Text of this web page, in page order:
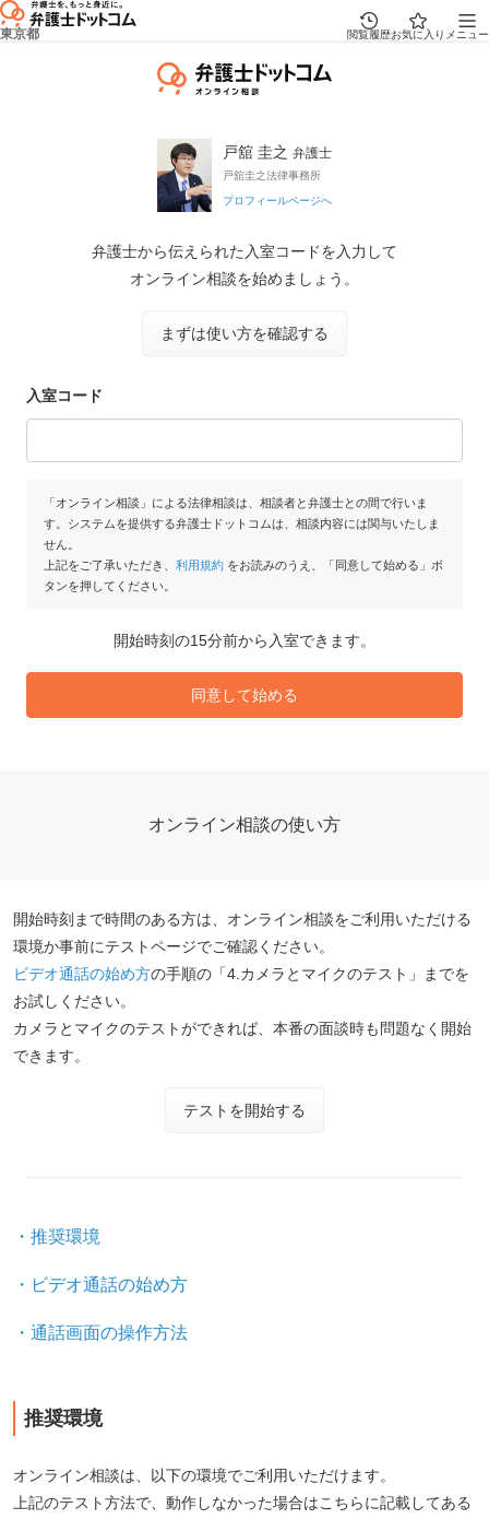
東京都 閲覧履歴お気に入り メニュー
戸舘 圭之 弁護士
戸舘圭之法律事務所
プロフィールページへ
弁護士から伝えられた入室コードを入力して
オンライン相談を始めましょう。
まずは使い方を確認する
入室コード
「オンライン相談」による法律相談は、相談者と弁護士との間で行いま
す。システムを提供する弁護士ドットコムは、相談内容には関与いたしま
せん。
上記をご了承いただき、 利用規約 をお読みのうえ、「同意して始める」ボ
タンを押してください。
開始時刻の15分前から入室できます。
同意して始める
オンライン相談の使い方
開始時刻まで時間のある方は、オンライン相談をご利用いただける
環境か事前にテストページでご確認ください。
ビデオ通話の始め方の手順の「4.カメラとマイクのテスト」までを
お試しください。
カメラとマイクのテストができれば、本番の面談時も問題なく開始
できます。
テストを開始する
推奨環境
ビデオ通話の始め方
通話画面の操作方法
推奨環境
オンライン相談は、以下の環境でご利用いただけます。
上記のテスト方法で、動作しなかった場合はこちらに記載してある